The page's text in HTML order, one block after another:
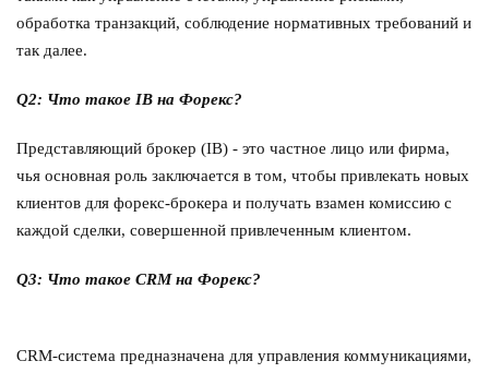
обработка транзакций, соблюдение нормативных требований и
так далее.
Q2: Что такое IB на Форекс?
Представляющий брокер (IB) - это частное лицо или фирма,
чья основная роль заключается в том, чтобы привлекать новых
клиентов для форекс-брокера и получать взамен комиссию с
каждой сделки, совершенной привлеченным клиентом.
Q3: Что такое CRM на Форекс?
CRM-система предназначена для управления коммуникациями,